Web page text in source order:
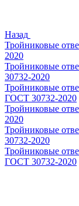
Назад
Тройниковые
2020
Тройниковые
30732-2020
Тройниковые
ГОСТ 30732-2020
Тройниковые
2020
Тройниковые
30732-2020
Тройниковые
ГОСТ 30732-2020